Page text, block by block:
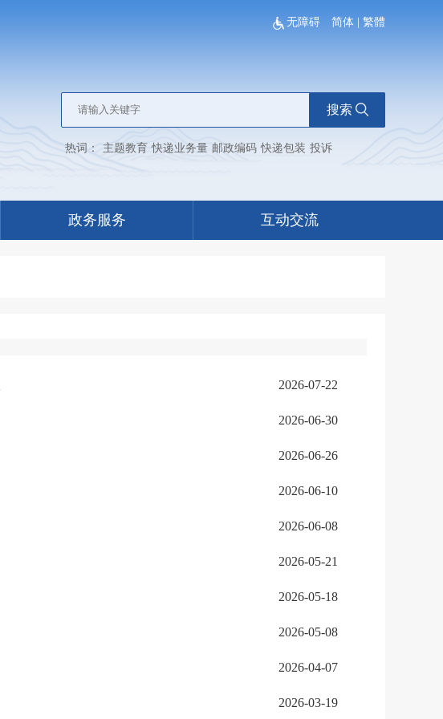
无障碍 简体 繁體
搜索
热词： 主题教育 快递业务量 邮政编码 快递包装 投诉
政务服务 互动交流
2026-07-22
2026-06-30
2026-06-26
2026-06-10
2026-06-08
2026-05-21
2026-05-18
2026-05-08
2026-04-07
2026-03-19